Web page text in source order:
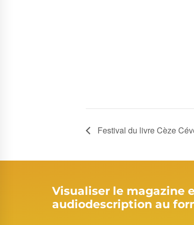
Festival du livre Cèze
Visualiser le magazine
audiodescription au